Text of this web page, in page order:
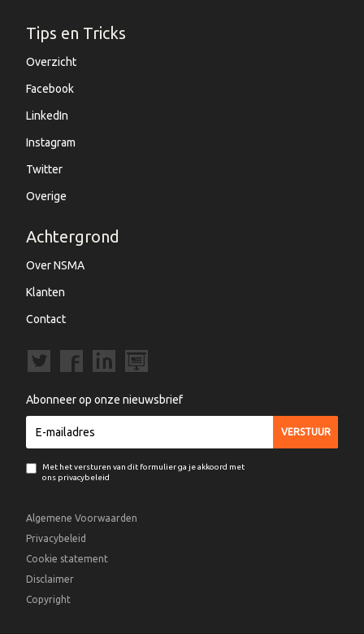
Tips en Tricks
Overzicht
Facebook
LinkedIn
Instagram
Twitter
Overige
Achtergrond
Over NSMA
Klanten
Contact
Abonneer op onze nieuwsbrief
Met het versturen van dit formulier ga je akkoord met
ons privacybeleid
Algemene Voorwaarden
Privacybeleid
Cookie statement
Disclaimer
Copyright